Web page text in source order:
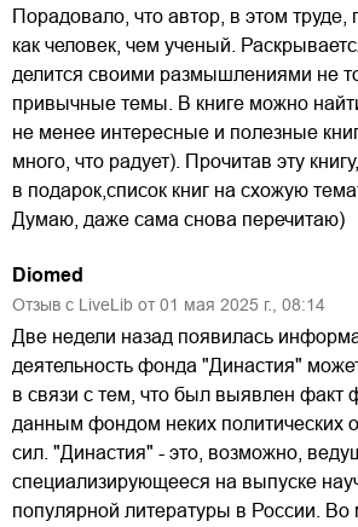
Порадовало, что автор, в этом труде,
как человек, чем ученый.
делится своими размышлениями не
привычные темы. В книге можно
не менее интересные и полезные
много, что радует). Прочитав эту
в подарок,список книг на схожую
Думаю, даже сама снова перечитаю)
Diomed
Отзыв с LiveLib от 01 мая 2025 г., 08:14
Две недели назад появилась
деятельность фонда "Династия"
в связи с тем, что был выявлен факт
данным фондом неких политических
сил. "Династия" - это, возможно,
специализирующееся на выпуске
популярной литературы в России. Во